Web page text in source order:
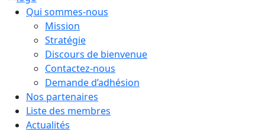
Qui sommes-nous
Mission
Stratégie
Discours de bienvenue
Contactez-nous
Demande d’adhésion
Nos partenaires
Liste des membres
Actualités